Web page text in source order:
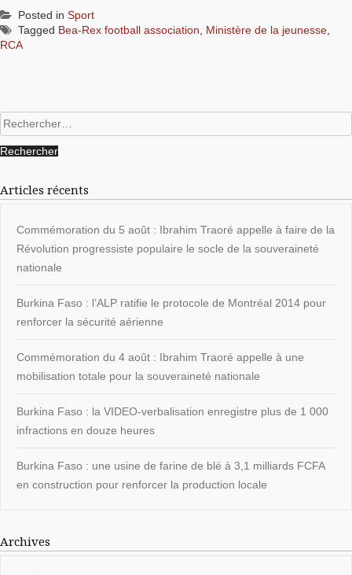
Posted in Sport
Tagged Bea-Rex football association Ministère de la jeunesse
RCA
Rechercher :
Articles récents
Commémoration du 5 août : Ibrahim Traoré appelle à faire de la
Révolution progressiste populaire le socle de la souveraineté
nationale
Burkina Faso : l’ALP ratifie le protocole de Montréal 2014 pour
renforcer la sécurité aérienne
Commémoration du 4 août : Ibrahim Traoré appelle à une
mobilisation totale pour la souveraineté nationale
Burkina Faso : la VIDEO-verbalisation enregistre plus de 1 000
infractions en douze heures
Burkina Faso : une usine de farine de blé à 3,1 milliards FCFA
en construction pour renforcer la production locale
Archives